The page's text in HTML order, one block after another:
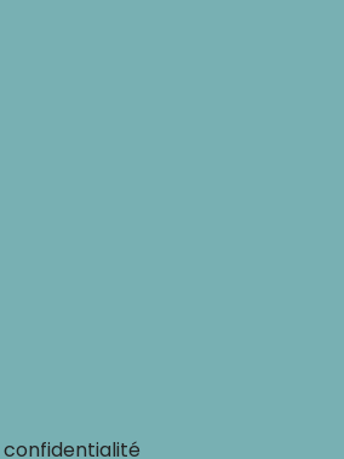
confidentialité